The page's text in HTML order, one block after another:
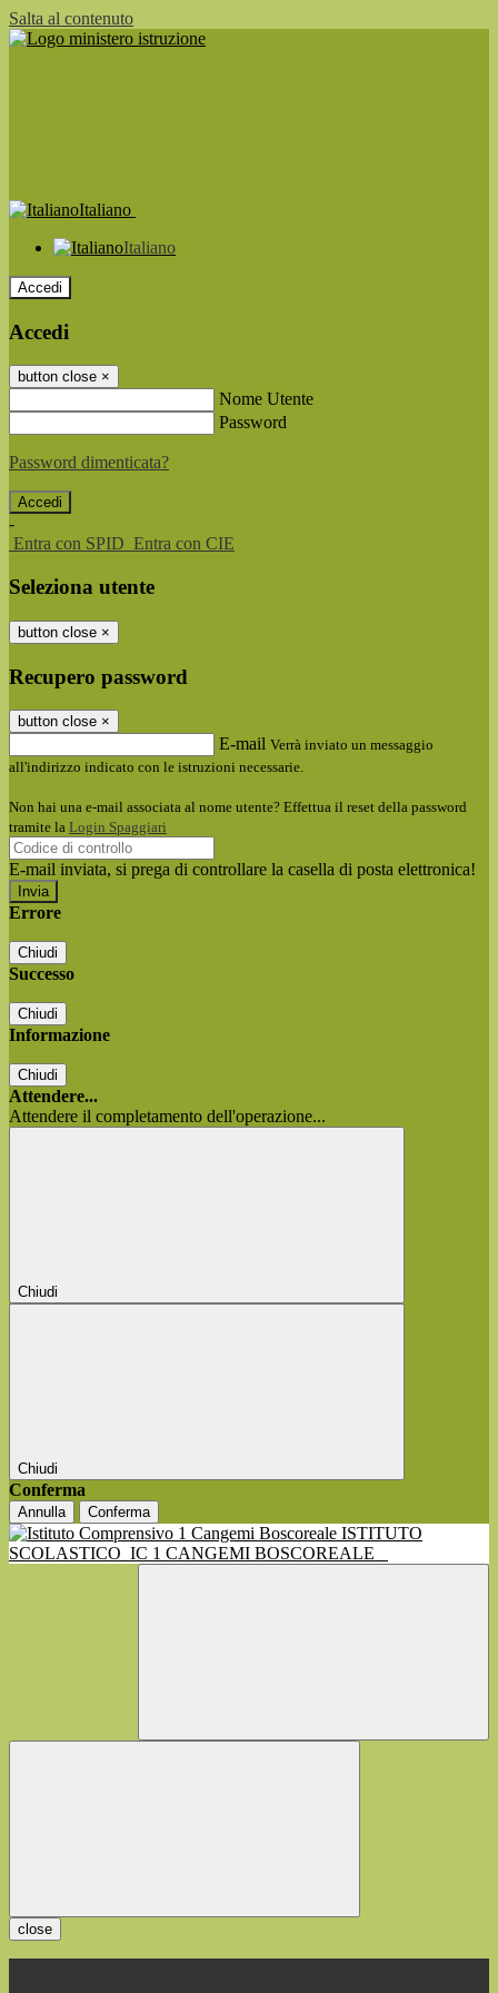
Salta al contenuto
Italiano
Italiano
Accedi
Accedi
button close ×
Nome Utente
Password
Password dimenticata?
-
Entra con SPID Entra con CIE
Seleziona utente
button close ×
Recupero password
button close ×
E-mail Verrà inviato un messaggio
all'indirizzo indicato con le istruzioni necessarie.
Non hai una e-mail associata al nome utente? Effettua il reset della password
tramite la Login Spaggiari
E-mail inviata, si prega di controllare la casella di posta elettronica!
Errore
Chiudi
Successo
Chiudi
Informazione
Chiudi
Attendere...
Attendere il completamento dell'operazione...
Chiudi
Chiudi
Conferma
Annulla Conferma
ISTITUTO
SCOLASTICO IC 1 CANGEMI BOSCOREALE
close